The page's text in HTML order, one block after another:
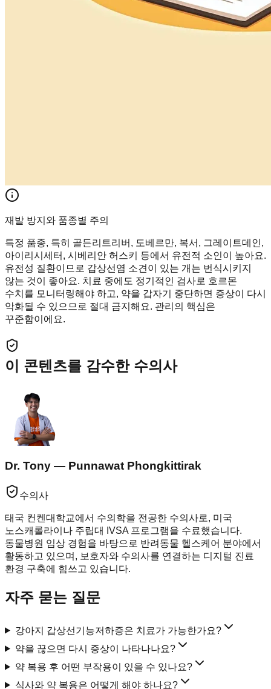
재발 방지와 품종별 주의
특정 품종, 특히 골든리트리버, 도베르만, 복서, 그레이트데인,
아이리시세터, 시베리안 허스키 등에서 유전적 소인이 높아요.
유전성 질환이므로 갑상선염 소견이 있는 개는 번식시키지
않는 것이 좋아요. 치료 중에도 정기적인 검사로 호르몬
수치를 모니터링해야 하고, 약을 갑자기 중단하면 증상이 다시
악화될 수 있으므로 절대 금지해요. 관리의 핵심은
꾸준함이에요.
이 콘텐츠를 감수한 수의사
Dr. Tony — Punnawat Phongkittirak
수의사
태국 컨켄대학교에서 수의학을 전공한 수의사로, 미국
노스캐롤라이나 주립대 IVSA 프로그램을 수료했습니다.
동물병원 임상 경험을 바탕으로 반려동물 헬스케어 분야에서
활동하고 있으며, 보호자와 수의사를 연결하는 디지털 진료
환경 구축에 힘쓰고 있습니다.
자주 묻는 질문
강아지 갑상선기능저하증은 치료가 가능한가요?
약을 끊으면 다시 증상이 나타나나요?
약 복용 후 어떤 부작용이 있을 수 있나요?
식사와 약 복용은 어떻게 해야 하나요?